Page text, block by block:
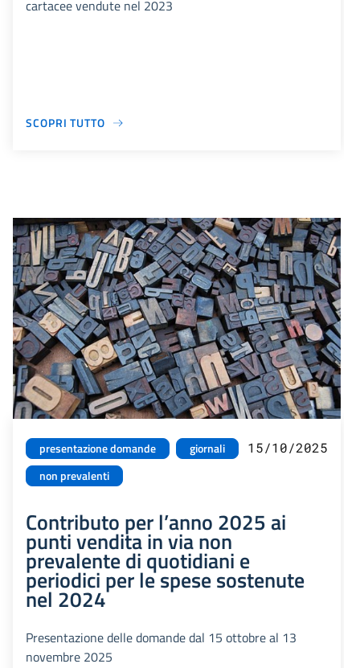
cartacee vendute nel 2023
SCOPRI TUTTO
presentazione domande
giornali
non prevalenti
15/10/2025
Contributo per l’anno 2025 ai
punti vendita in via non
prevalente di quotidiani e
periodici per le spese sostenute
nel 2024
Presentazione delle domande dal 15 ottobre al 13
novembre 2025